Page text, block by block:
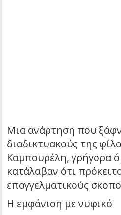
Μια ανάρτηση που
διαδικτυακούς της
Καμπουρέλη, γρήγορα
κατάλαβαν ότι
επαγγελματικούς
Η εμφάνιση με νυφικό